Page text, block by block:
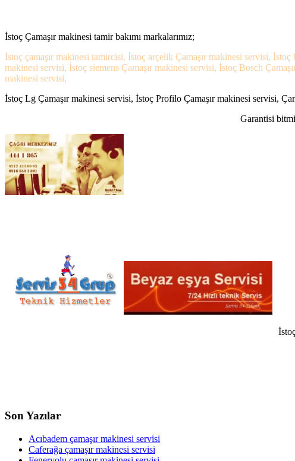
İstoç Çamaşır makinesi tamir bakımı markalarımız;
İstoç çamaşır makinesi tamircisi, İstoç arçelik Çamaşır makinesi servisi,
makinesi servisi, İstoç siemens Çamaşır makinesi servisi, İstoç Bosch
makinesi servisi,
İstoç Lg Çamaşır makinesi servisi, İstoç Profilo Çamaşır makinesi servisi,
Garantisi
Son Yazılar
Acıbadem çamaşır makinesi servisi
Caferağa çamaşır makinesi servisi